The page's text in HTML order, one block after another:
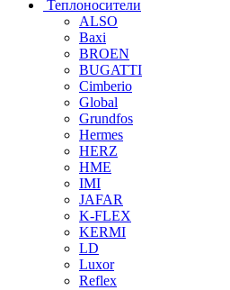
Теплоносители
ALSO
Baxi
BROEN
BUGATTI
Cimberio
Global
Grundfos
Hermes
HERZ
HME
IMI
JAFAR
K-FLEX
KERMI
LD
Luxor
Reflex